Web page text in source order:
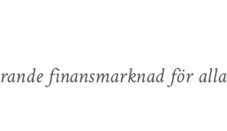
finansmarknad för alla